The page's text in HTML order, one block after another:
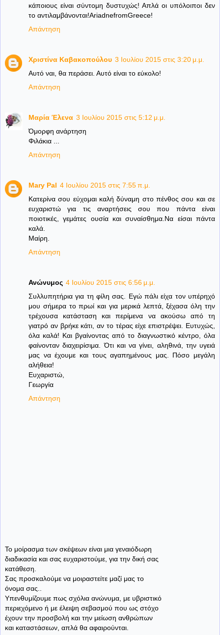
κάποιους είναι σύντομη δυστυχώς! Απλά οι υπόλοιποι δεν
το αντιλαμβάνονται!AriadnefromGreece!
Απάντηση
Χριστίνα Καβακοπούλου 3 Ιουλίου 2015 στις 3:20 μ.μ.
Αυτό ναι, θα περάσει. Αυτό είναι το εύκολο!
Απάντηση
Μαρία Έλενα 3 Ιουλίου 2015 στις 5:12 μ.μ.
Όμορφη ανάρτηση
Φιλάκια ...
Απάντηση
Mary Pal 4 Ιουλίου 2015 στις 7:55 π.μ.
Κατερίνα σου εύχομαι καλή δύναμη στο πένθος σου και σε
ευχαριστώ για τις αναρτήσεις σου που πάντα είναι
ποιοτικές, γεμάτες ουσία και συναίσθημα.Να είσαι πάντα
καλά.
Μαίρη.
Απάντηση
Ανώνυμος 4 Ιουλίου 2015 στις 6:56 μ.μ.
Συλλυπητήρια για τη φίλη σας. Εγώ πάλι είχα τον υπέρηχό
μου σήμερα το πρωί και για μερικά λεπτά, ξέχασα όλη την
τρέχουσα κατάσταση και περίμενα να ακούσω από τη
γιατρό αν βρήκε κάτι, αν το τέρας είχε επιστρέψει. Ευτυχώς,
όλα καλά! Και βγαίνοντας από το διαγνωστικό κέντρο, όλα
φαίνονταν διαχειρίσιμα. Ότι και να γίνει, αληθινά, την υγειά
μας να έχουμε και τους αγαπημένους μας. Πόσο μεγάλη
αλήθεια!
Ευχαριστώ,
Γεωργία
Απάντηση
Το μοίρασμα των σκέψεων είναι μια γεναιόδωρη
διαδικασία και σας ευχαριστούμε, για την δική σας
κατάθεση.
Σας προσκαλούμε να μοιραστείτε μαζί μας το
όνομα σας..
Υπενθυμίζουμε πως σχόλια ανώνυμα, με υβριστικό
περιεχόμενο ή με έλειψη σεβασμού που ως στόχο
έχουν την προσβολή και την μείωση ανθρώπων
και καταστάσεων, απλά θα αφαιρούνται.